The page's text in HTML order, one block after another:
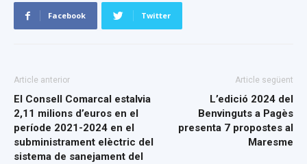
Facebook Twitter
Article anterior
El Consell Comarcal estalvia
2,11 milions d’euros en el
període 2021-2024 en el
subministrament elèctric del
sistema de sanejament del
Article següent
L’edició 2024 del
Benvinguts a Pagès
presenta 7 propostes al
Maresme